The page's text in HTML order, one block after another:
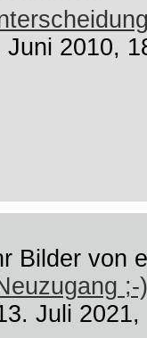
Juni 2010,
Bilder von
;-)
Juli 2021,